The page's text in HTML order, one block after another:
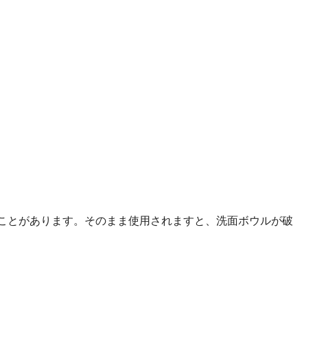
があります。そのまま使用されますと、洗面ボウルが破